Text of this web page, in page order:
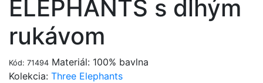
ELEPHANTS s dlhým
rukávom
Kód: 71494 Materiál: 100% bavlna
Kolekcia: Three Elephants